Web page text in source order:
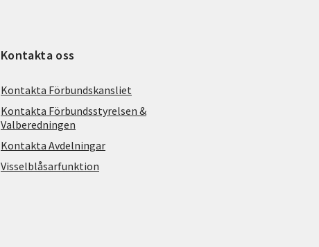
Kontakta oss
Kontakta Förbundskansliet
Kontakta Förbundsstyrelsen &
Valberedningen
Kontakta Avdelningar
Visselblåsarfunktion